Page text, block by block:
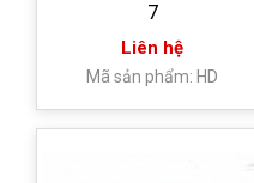
7
Liên hệ
Mã sản phẩm: HD